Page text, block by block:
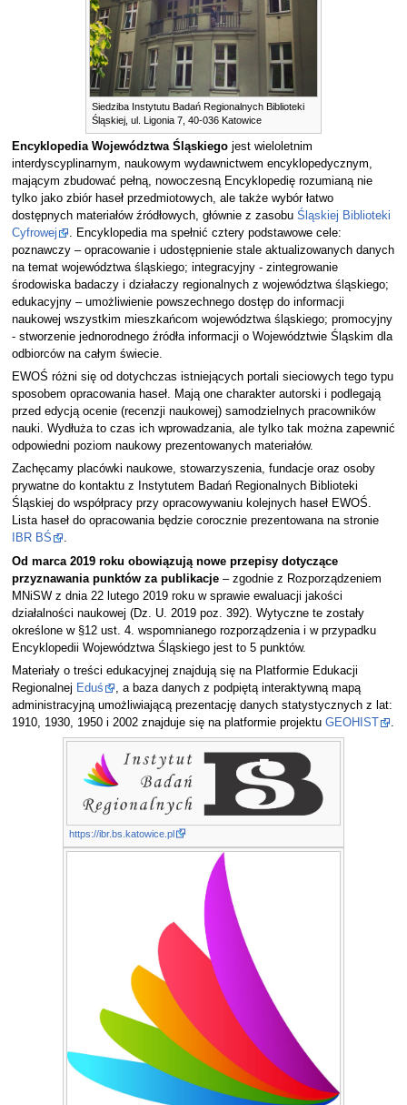
Siedziba Instytutu Badań Regionalnych Biblioteki
Śląskiej, ul. Ligonia 7, 40-036 Katowice
Encyklopedia Województwa Śląskiegojest wieloletnim
interdyscyplinarnym, naukowym wydawnictwem encyklopedycznym,
mającym zbudować pełną, nowoczesną Encyklopedię rozumianą nie
tylko jako zbiór haseł przedmiotowych, ale także wybór łatwo
dostępnych materiałów źródłowych, głównie z zasobu Śląskiej Biblioteki
Cyfrowej
. Encyklopedia ma spełnić cztery podstawowe cele:
poznawczy – opracowanie i udostępnienie stale aktualizowanych danych
na temat województwa śląskiego; integracyjny - zintegrowanie
środowiska badaczy i działaczy regionalnych z województwa śląskiego;
edukacyjny – umożliwienie powszechnego dostęp do informacji
naukowej wszystkim mieszkańcom województwa śląskiego; promocyjny
- stworzenie jednorodnego źródła informacji o Województwie Śląskim dla
odbiorców na całym świecie.
EWOŚ różni się od dotychczas istniejących portali sieciowych tego typu
sposobem opracowania haseł. Mają one charakter autorski i podlegają
przed edycją ocenie (recenzji naukowej) samodzielnych pracowników
nauki. Wydłuża to czas ich wprowadzania, ale tylko tak można zapewnić
odpowiedni poziom naukowy prezentowanych materiałów.
Zachęcamy placówki naukowe, stowarzyszenia, fundacje oraz osoby
prywatne do kontaktu z Instytutem Badań Regionalnych Biblioteki
Śląskiej do współpracy przy opracowywaniu kolejnych haseł EWOŚ.
Lista haseł do opracowania będzie corocznie prezentowana na stronie
IBR BŚ
.
Od marca 2019 roku obowiązują nowe przepisy dotyczące
przyznawania punktów za publikacje– zgodnie z Rozporządzeniem
MNiSW z dnia 22 lutego 2019 roku w sprawie ewaluacji jakości
działalności naukowej (Dz. U. 2019 poz. 392). Wytyczne te zostały
określone w §12 ust. 4. wspomnianego rozporządzenia i w przypadku
Encyklopedii Województwa Śląskiego jest to 5 punktów.
Materiały o treści edukacyjnej znajdują się na Platformie Edukacji
Regionalnej Eduś
, a baza danych z podpiętą interaktywną mapą
administracyjną umożliwiającą prezentację danych statystycznych z lat:
1910, 1930, 1950 i 2002 znajduje się na platformie projektu GEOHIST .
https://ibr.bs.katowice.pl